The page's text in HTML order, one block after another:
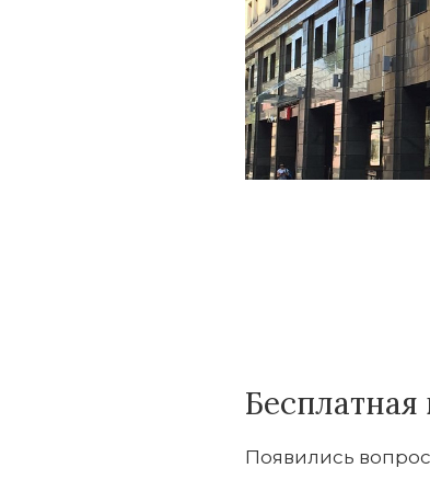
Бесплатная
Появились